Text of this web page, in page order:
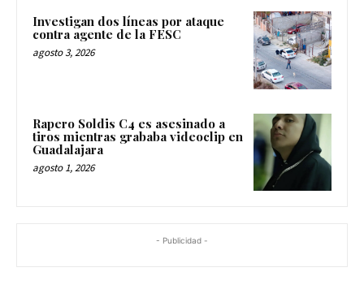
Investigan dos líneas por ataque
contra agente de la FESC
agosto 3, 2026
Rapero Soldis C4 es asesinado a
tiros mientras grababa videoclip en
Guadalajara
agosto 1, 2026
- Publicidad -